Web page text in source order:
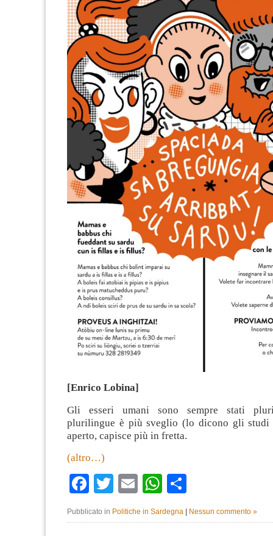
[Enrico Lobina]
Gli esseri umani sono sempre stati
plurilingue è più sveglio (lo dicono gli
aperto, capisce più in fretta.
(altro…)
Facebook
TwitterEmailWhatsApp
Pubblicato in Politiche in Sardegna Nessun commento »